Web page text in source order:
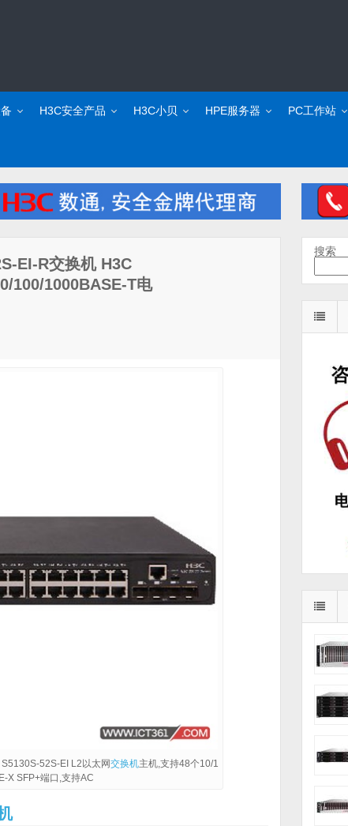
H3C安全产品 H3C小贝 HPE服务器 PC工作站
EI-R交换机 H3C
100/1000BASE-T电
S5130S-52S-EI L2以太网交换机主机,支持48个10/1
X SFP+端口,支持AC
搜索